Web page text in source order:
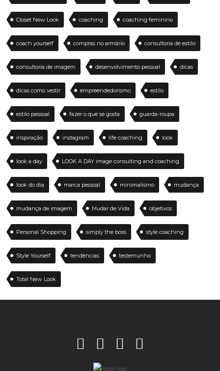
Closet New Look coaching coaching feminino
coach yourself compras no armário consultoria de estilo
consultoria de imagem desenvolvimento pessoal dicas
dicas como vestir empreendedorismo estilo
estilo pessoal fazer o que se gosta guarda-roupa
inspiração instagram life coaching look
look a day LOOK A DAY image consulting and coaching
look do dia marca pessoal minimalismo mudança
mudança de imagem Mudar de Vida objetivos
Personal Shopping simply the boss style coaching
Style Yourself tendências testemunho
Total New Look